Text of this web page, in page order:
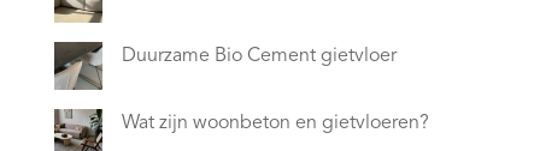
Duurzame Bio Cement gietvloer
Wat zijn woonbeton en gietvloeren?